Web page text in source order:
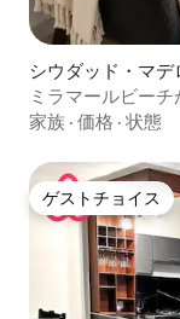
シウダッド・マ
ミラマールビー
ン、Wi-Fi。
家族 · 価格 · 状態
ゲストチョイス
ゲストチョイス